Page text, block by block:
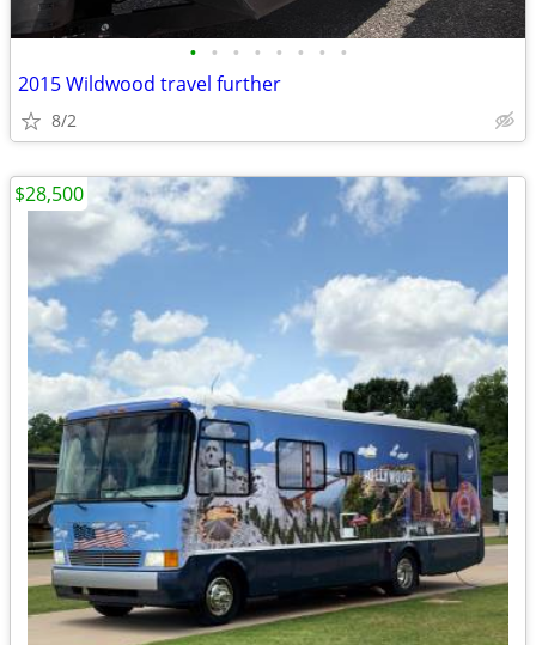
• • • • • • • •
2015 Wildwood travel further
8/2
$28,500